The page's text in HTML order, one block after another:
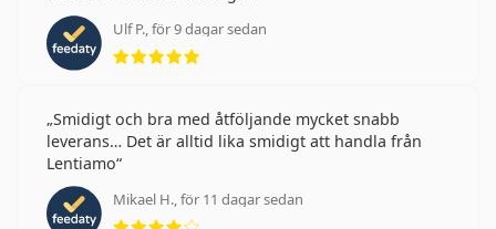
Ulf P., för 9 dagar sedan
Betyg 5 av 5
Smidigt och bra med åtföljande mycket snabb
leverans… Det är alltid lika smidigt att handla från
Lentiamo
Mikael H., för 11 dagar sedan
Betyg 4 av 5